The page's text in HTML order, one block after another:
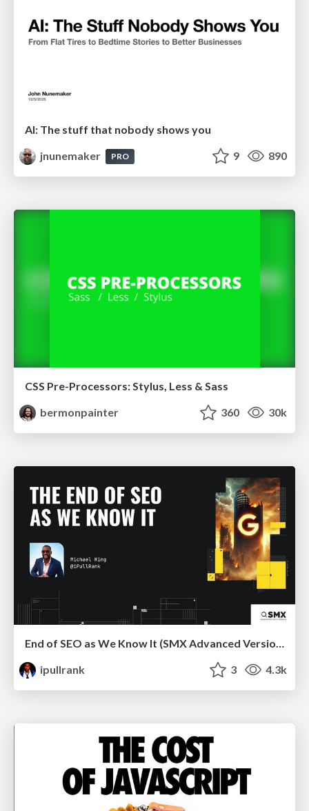
AI: The stuff that nobody shows you
jnunemaker
PRO 9 890
CSS Pre-Processors: Stylus, Less & Sass
bermonpainter
360 30k
ipullrank
3 4.3k